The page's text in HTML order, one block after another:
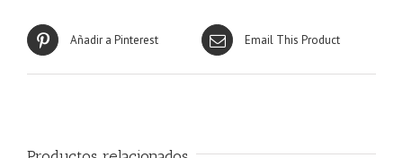
Añadir a Pinterest Email This Product